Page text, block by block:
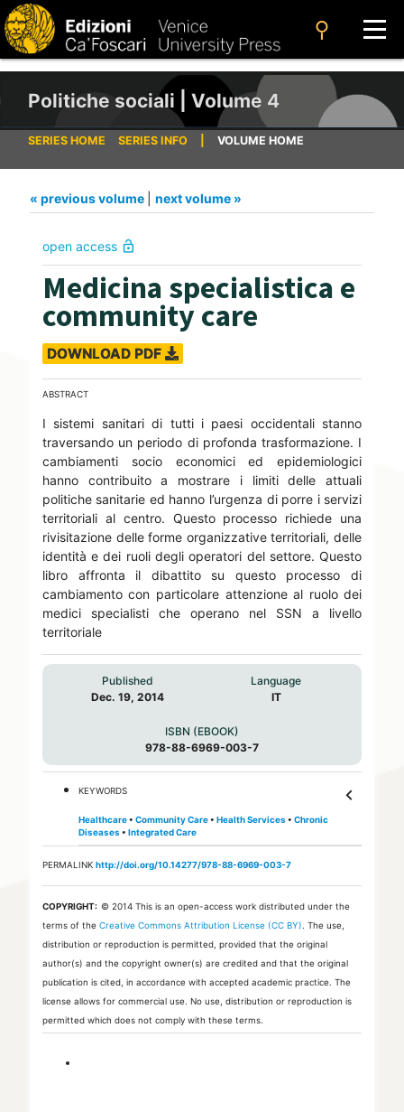
search
Politiche sociali | Volume 4
SERIES HOME SERIES INFO VOLUME HOME
« previous volume next volume »
open access lock_open
Medicina specialistica e
community care
DOWNLOAD PDF
ABSTRACT
I sistemi sanitari di tutti i paesi occidentali stanno
traversando un periodo di profonda trasformazione. I
cambiamenti socio economici ed epidemiologici
hanno contribuito a mostrare i limiti delle attuali
politiche sanitarie ed hanno l’urgenza di porre i servizi
territoriali al centro. Questo processo richiede una
rivisitazione delle forme organizzative territoriali, delle
identità e dei ruoli degli operatori del settore. Questo
libro affronta il dibattito su questo processo di
cambiamento con particolare attenzione al ruolo dei
medici specialisti che operano nel SSN a livello
territoriale
Published
Dec. 19, 2014
Language
IT
ISBN (EBOOK)
978-88-6969-003-7
KEYWORDS keyboard_arrow_down
Healthcare• Community Care• Health Services • Chronic
Diseases • Integrated Care
PERMALINK http://doi.org/10.14277/978-88-6969-003-7
COPYRIGHT: © 2014 This is an open-access work distributed under the
terms of the Creative Commons Attribution License (CC BY) . The use,
distribution or reproduction is permitted, provided that the original
author(s) and the copyright owner(s) are credited and that the original
publication is cited, in accordance with accepted academic practice. The
license allows for commercial use. No use, distribution or reproduction is
permitted which does not comply with these terms.